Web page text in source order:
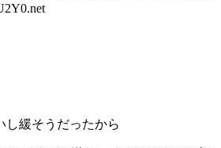
し緩そうだったから